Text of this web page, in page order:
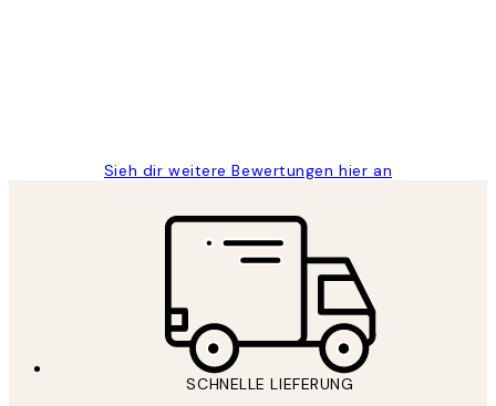
Sieh dir weitere Bewertungen hier an
SCHNELLE LIEFERUNG